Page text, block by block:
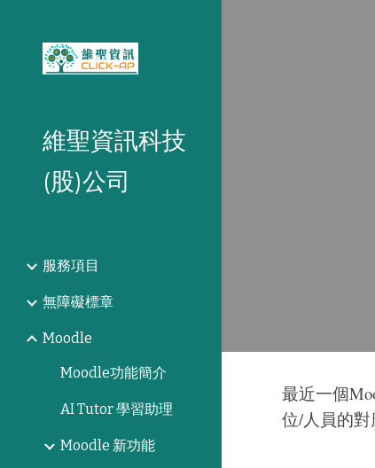
維聖資訊科技
(股)公司
服務項目
無障礙標章
Moodle
Moodle功能簡介
AI Tutor 學習助理
Moodle 新功能
最近一個
位/人員的對